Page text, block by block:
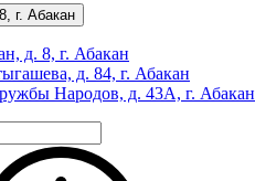
г. Абакан
д. 8, г. Абакан
д. 84, г. Абакан
Народов, д. 43А, г. Абакан